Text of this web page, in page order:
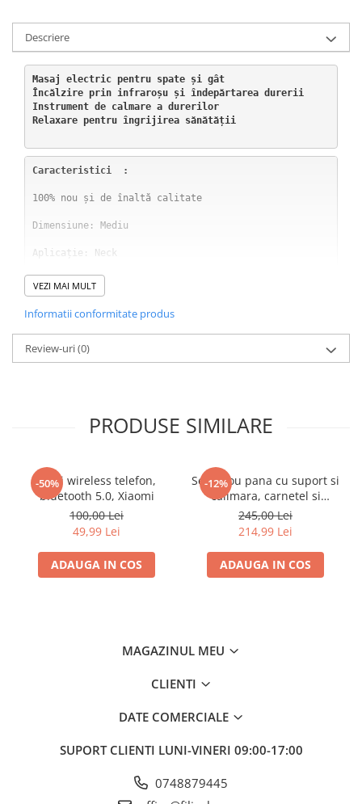
Descriere
Masaj electric pentru spate și gât
Încălzire prin infraroșu și îndepărtarea durerii
Instrument de calmare a durerilor
Relaxare pentru îngrijirea sănătății
Caracteristici  :
100% nou și de înaltă calitate
Dimensiune: Mediu
Aplicație: Neck
Material: ABS
Tipul articolului: Masaj și relaxare
Dimensiunea pachetului: 22.5X20X5CM
Frecvența impulsului electric: 0-1000Hz
1. Frecvența impulsurilor: 0Hz - 1000Hz
3. Putere: 3VDC30mA
4. Cu 6 feluri de module
5. Cu 16 feluri de tărie
6. Funcția principală: folosirea masajului electronic cu
1 x Neck Massager Machine
VEZI MAI MULT
Informatii conformitate produs
Review-uri(0)
PRODUSE SIMILARE
-50%
Casti wireless telefon,
bluetooth 5.0, Xiaomi
100,00 Lei
49,99 Lei
ADAUGA IN COS
-12%
Set stilou pana cu suport si
calimara, carnetel si
stampila, tip cadou
245,00 Lei
214,99 Lei
ADAUGA IN COS
MAGAZINUL MEU
CLIENTI
DATE COMERCIALE
SUPORT CLIENTI LUNI-VINERI 09:00-17:00
0748879445